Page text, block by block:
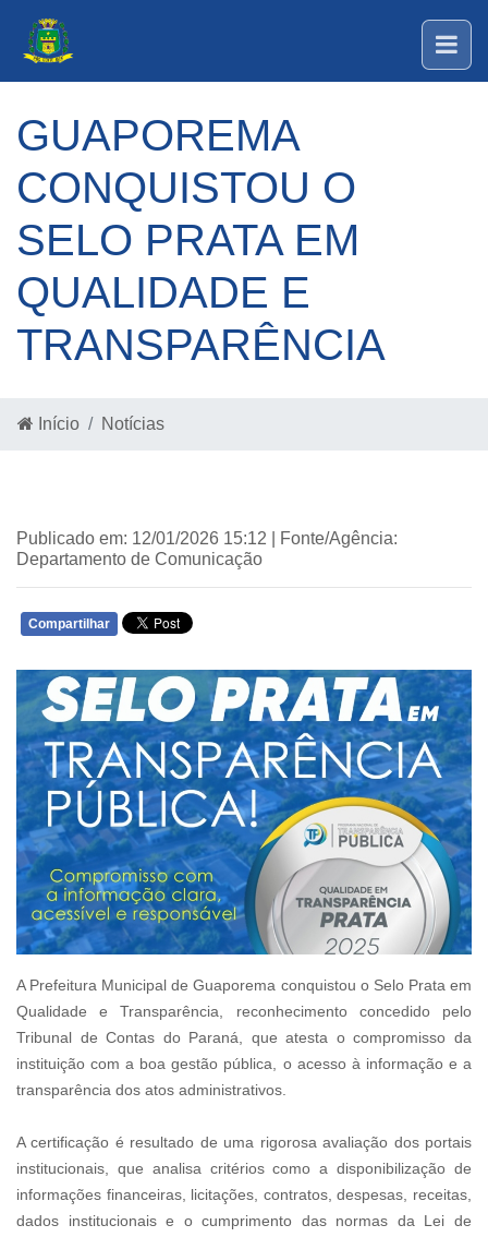
GUAPOREMA
CONQUISTOU O
SELO PRATA EM
QUALIDADE E
TRANSPARÊNCIA
Início Notícias
Publicado em: 12/01/2026 15:12 | Fonte/Agência:
Departamento de Comunicação
Compartilhar
A Prefeitura Municipal de Guaporema conquistou o Selo Prata em
Qualidade e Transparência, reconhecimento concedido pelo
Tribunal de Contas do Paraná, que atesta o compromisso da
instituição com a boa gestão pública, o acesso à informação e a
transparência dos atos administrativos.
A certificação é resultado de uma rigorosa avaliação dos portais
institucionais, que analisa critérios como a disponibilização de
informações financeiras, licitações, contratos, despesas, receitas,
dados institucionais e o cumprimento das normas da Lei de